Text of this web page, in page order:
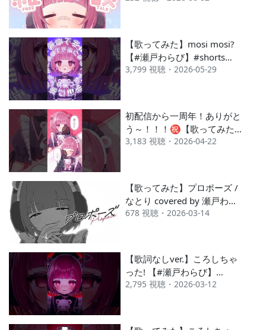
【歌ってみた】mosi mosi?
【#瀬戸わらび】#shorts
#vtuber #coversong
3,799 視聴・2026-05-29
初配信から一周年！ありがと
う～！！！㊗【歌ってみた】
🎀愛言葉V【#瀬戸わらび】
3,183 視聴・2026-04-22
【歌ってみた】プロポーズ /
なとり covered by 瀬戸わら
び
678 視聴・2026-03-14
【歌詞なしver.】ころしちゃ
った! 【#瀬戸わらび】
#shorts #vtuber #coversong
2,795 視聴・2026-03-12